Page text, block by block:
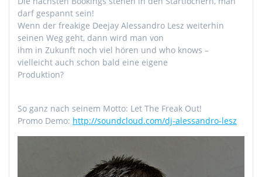
darf gespannt sein!
Wenn der freakige Deejay Alessandro Lesz weiterhin
seinen Weg geht, dann wird man von
ihm in Zukunft noch viel hören und who knows –
vielleicht auch schon bald eine eigene
Produktion?
So ganz nach seinem Motto: Let The Freak Out!
Promo Demo: http://soundcloud.com/dj-alessandro-lesz